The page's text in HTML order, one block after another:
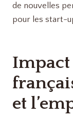
de nouvelles
pour les start-
Impact
et